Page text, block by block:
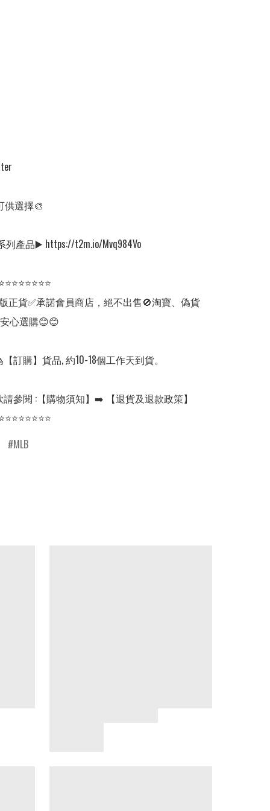
供選擇🎨
列產品▶️ https://t2m.io/Mvq984Vo
正貨✅承諾會員商店，絕不出售🚫淘寶、偽貨
心選購😊😊
訂購】貨品, 約10-18個工作天到貨。
參閱 :【購物須知】➡️ 【退貨及退款政策】
MLB